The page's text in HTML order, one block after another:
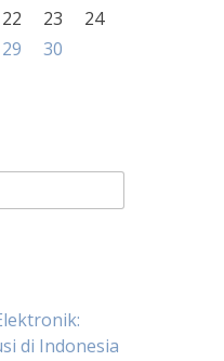
22 23
24
29 30
di Indonesia